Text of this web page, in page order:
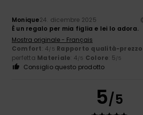
Monique24. dicembre 2025
È un regalo per mia figlia e lei lo adora.
Mostra originale - Français
Comfort: 4/5 Rapporto qualità-prezzo
perfetta Materiale: 4/5 Colore: 5/5
Consiglio questo prodotto
5/5